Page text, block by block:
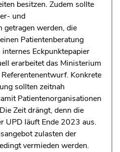
besitzen. Zudem sollte
und
getragen werden, die
Patientenberatung
Eckpunktepapier
erarbeitet das Ministerium
Konkrete
sollten zeitnah
Patientenorganisationen
Zeit drängt, denn die
UPD läuft Ende 2023 aus.
zulasten der
vermieden werden.